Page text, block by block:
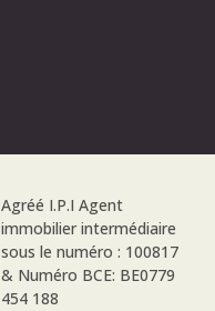
Agréé I.P.I Agent
immobilier intermédiaire
sous le numéro : 100817
& Numéro BCE: BE0779
454 188